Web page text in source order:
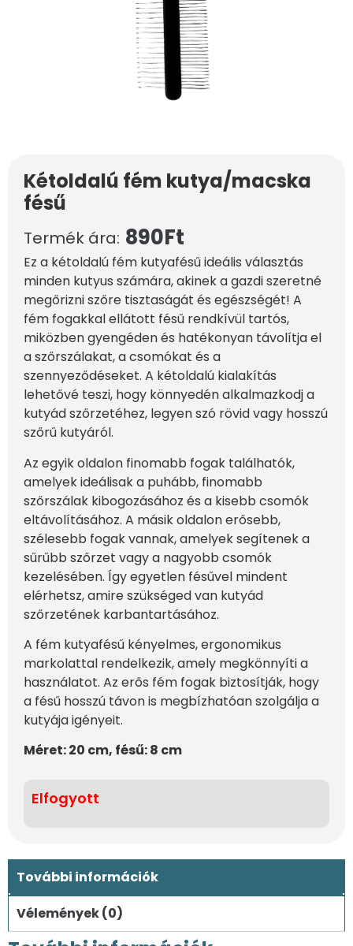
Kétoldalú fém kutya/macska
fésű
Termék ára: 890Ft
Ez a kétoldalú fém kutyafésű ideális választás
minden kutyus számára, akinek a gazdi szeretné
megőrizni szőre tisztaságát és egészségét! A
fém fogakkal ellátott fésű rendkívül tartós,
miközben gyengéden és hatékonyan távolítja el
a szőrszálakat, a csomókat és a
szennyeződéseket. A kétoldalú kialakítás
lehetővé teszi, hogy könnyedén alkalmazkodj a
kutyád szőrzetéhez, legyen szó rövid vagy hosszú
szőrű kutyáról.
Az egyik oldalon finomabb fogak találhatók,
amelyek ideálisak a puhább, finomabb
szőrszálak kibogozásához és a kisebb csomók
eltávolításához. A másik oldalon erősebb,
szélesebb fogak vannak, amelyek segítenek a
sűrűbb szőrzet vagy a nagyobb csomók
kezelésében. Így egyetlen fésűvel mindent
elérhetsz, amire szükséged van kutyád
szőrzetének karbantartásához.
A fém kutyafésű kényelmes, ergonomikus
markolattal rendelkezik, amely megkönnyíti a
használatot. Az erős fém fogak biztosítják, hogy
a fésű hosszú távon is megbízhatóan szolgálja a
kutyája igényeit.
Méret: 20 cm, fésű: 8 cm
Elfogyott
További információk
Vélemények (0)